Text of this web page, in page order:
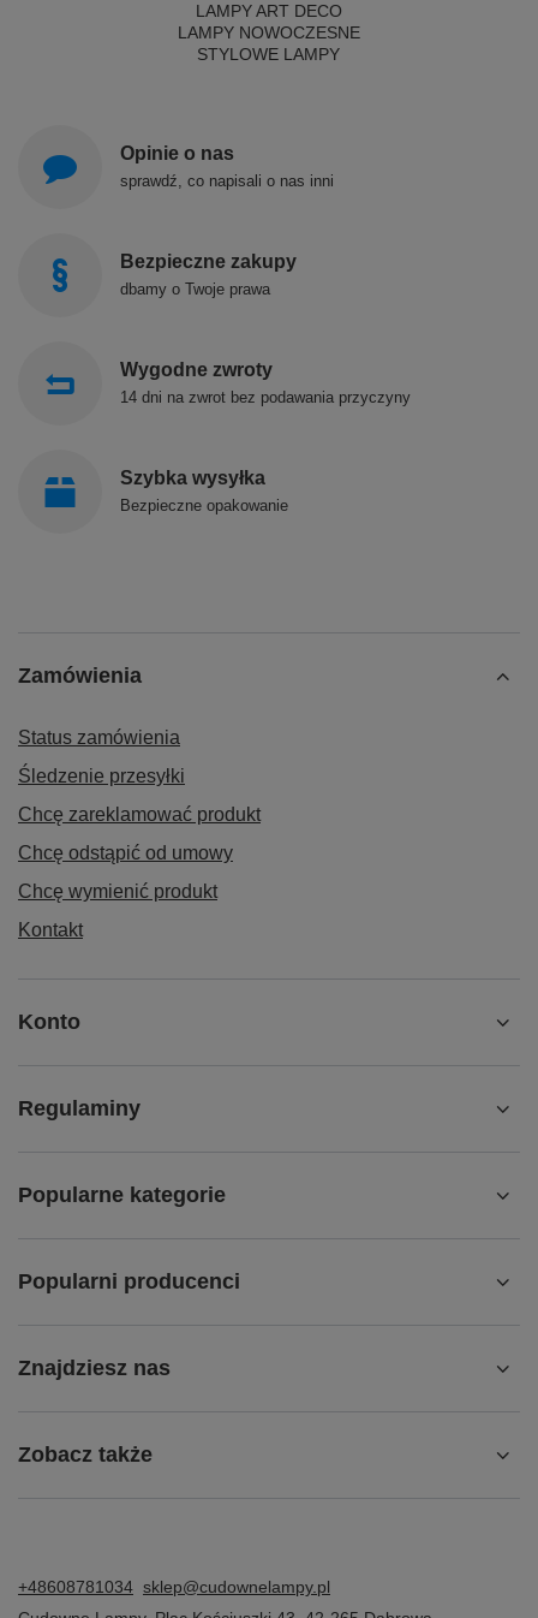
LAMPY ART DECO
LAMPY NOWOCZESNE
STYLOWE LAMPY
Opinie o nas
sprawdź, co napisali o nas inni
Bezpieczne zakupy
dbamy o Twoje prawa
Wygodne zwroty
14 dni na zwrot bez podawania przyczyny
Szybka wysyłka
Bezpieczne opakowanie
Zamówienia
Status zamówienia
Śledzenie przesyłki
Chcę zareklamować produkt
Chcę odstąpić od umowy
Chcę wymienić produkt
Kontakt
Konto
Regulaminy
Popularne kategorie
Popularni producenci
Znajdziesz nas
Zobacz także
+48608781034 sklep@cudownelampy.pl